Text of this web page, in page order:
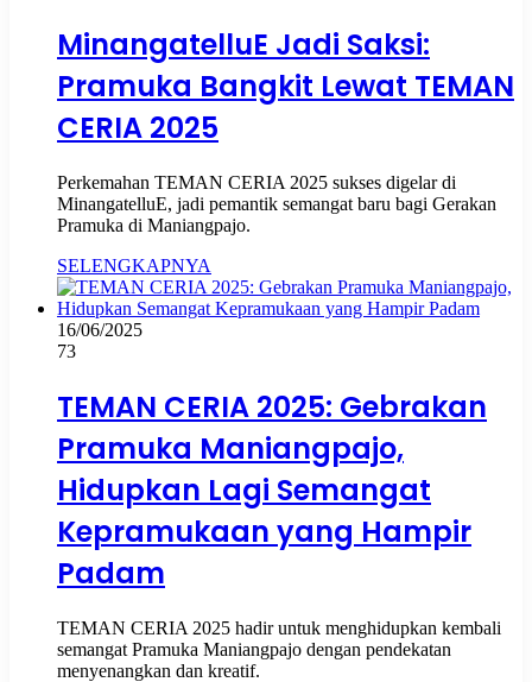
MinangatelluE Jadi Saksi:
Pramuka Bangkit Lewat TEMAN
CERIA 2025
Perkemahan TEMAN CERIA 2025 sukses digelar di
MinangatelluE, jadi pemantik semangat baru bagi Gerakan
Pramuka di Maniangpajo.
SELENGKAPNYA
16/06/2025
73
TEMAN CERIA 2025: Gebrakan
Pramuka Maniangpajo,
Hidupkan Lagi Semangat
Kepramukaan yang Hampir
Padam
TEMAN CERIA 2025 hadir untuk menghidupkan kembali
semangat Pramuka Maniangpajo dengan pendekatan
menyenangkan dan kreatif.